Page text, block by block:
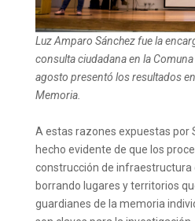
Luz Amparo Sánchez fue la
consulta ciudadana en la
agosto presentó los resultados
Memoria.
A estas razones expuestas por
hecho evidente de que los
construcción de infraestructura
borrando lugares y territorios
guardianes de la memoria